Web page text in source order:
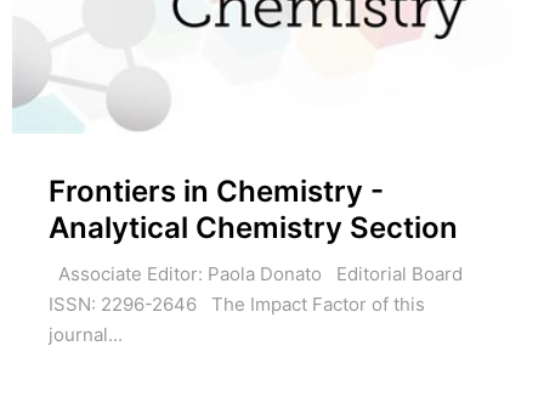
Frontiers in Chemistry -
Analytical Chemistry Section
Associate Editor: Paola Donato Editorial Board
ISSN: 2296-2646 The Impact Factor of this
journal...